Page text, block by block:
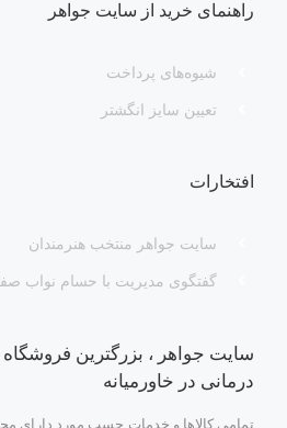
راهنمای خرید از سایت جواهر
شیوه‌های پرداخت
تعیین سایز انگشتر
افتخارات
سایت جواهر منتخب هنرمندان
گفتگوی مدیریت با حسام نواب
سایت جواهر ، بزرگترین فروشگاه
درمانی در خاورمیانه
تمامی کالاها و خدمات حسب مورد دارای